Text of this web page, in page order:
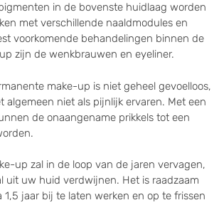
in de bovenste huidlaag worden
met verschillende naaldmodules en
voorkomende behandelingen binnen de
zijn de wenkbrauwen en eyeliner.
make-up is niet geheel gevoelloos,
algemeen niet als pijnlijk ervaren. Met een
de onaangename prikkels tot een
up zal in de loop van de jaren vervagen,
uit uw huid verdwijnen. Het is raadzaam
1,5 jaar bij te laten werken en op te frissen